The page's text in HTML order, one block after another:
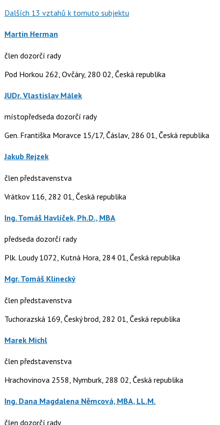
Dalších 13 vztahů k tomuto subjektu
Martin Herman
člen dozorčí rady
Pod Horkou 262, Ovčáry, 280 02, Česká republika
JUDr. Vlastislav Málek
místopředseda dozorčí rady
Gen. Františka Moravce 15/17, Čáslav, 286 01, Česká republika
Jakub Rejzek
člen představenstva
Vrátkov 116, 282 01, Česká republika
Ing. Tomáš Havlíček, Ph.D., MBA
předseda dozorčí rady
Plk. Loudy 1072, Kutná Hora, 284 01, Česká republika
Mgr. Tomáš Klinecký
člen představenstva
Tuchorazská 169, Český brod, 282 01, Česká republika
Marek Michl
člen představenstva
Hrachovinova 2558, Nymburk, 288 02, Česká republika
Ing. Dana Magdalena Němcová, MBA, LL.M.
člen dozorčí rady